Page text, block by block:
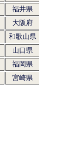
福井県
大阪府
和歌山県
山口県
福岡県
宮崎県